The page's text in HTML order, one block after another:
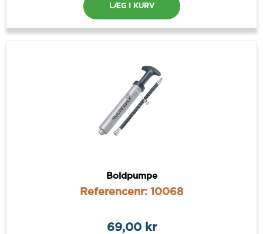
LÆG I KURV
Boldpumpe
Referencenr: 10068
69,00 kr